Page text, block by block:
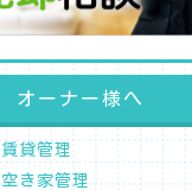
オーナー様へ
賃貸管理
空き家管理